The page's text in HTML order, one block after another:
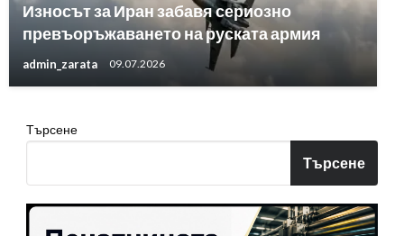
Износът за Иран забавя сериозно
превъоръжаването на руската армия
admin_zarata 09.07.2026
Търсене
Търсене